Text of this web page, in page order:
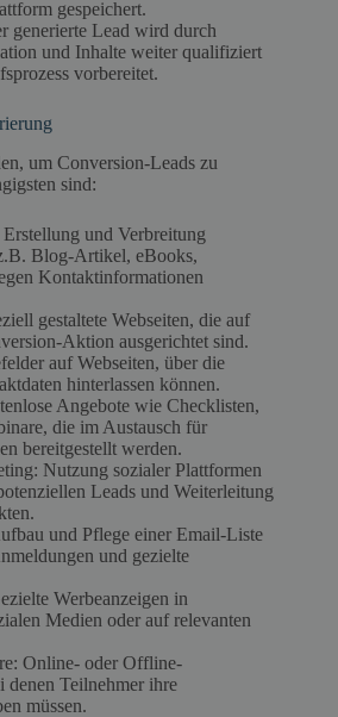
gespeichert.
generierte Lead wird durch
und Inhalte weiter qualifiziert
vorbereitet.
um Conversion-Leads zu
sind:
Erstellung und Verbreitung
Blog-Artikel, eBooks,
Kontaktinformationen
gestaltete Webseiten, die auf
Aktion ausgerichtet sind.
auf Webseiten, über die
hinterlassen können.
Angebote wie Checklisten,
die im Austausch für
bereitgestellt werden.
Nutzung sozialer Plattformen
Leads und Weiterleitung
und Pflege einer Email-Liste
und gezielte
Werbeanzeigen in
Medien oder auf relevanten
Online- oder Offline-
denen Teilnehmer ihre
müssen.